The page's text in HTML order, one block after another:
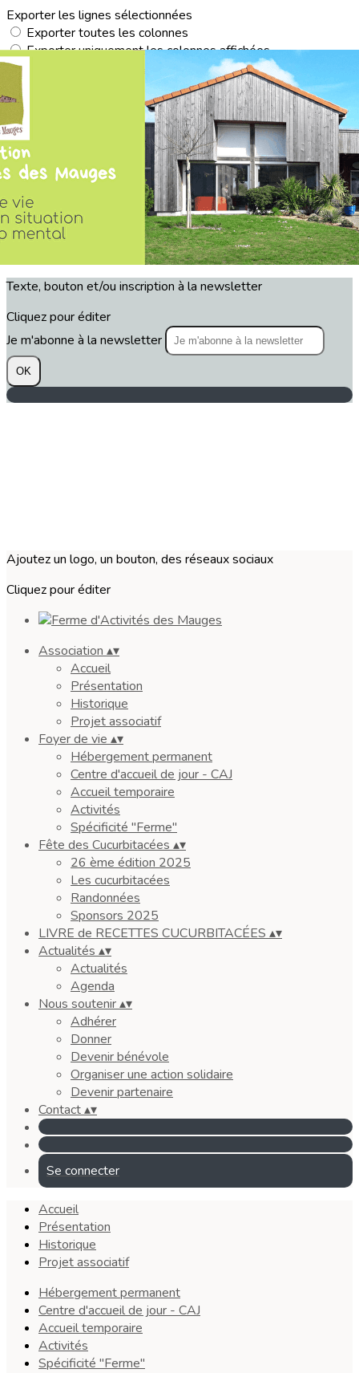
Exporter les lignes sélectionnées
Exporter toutes les colonnes
Exporter uniquement les colonnes affichées
Menu
<
Agenda
?>
Images de la page d'accueil
Texte, bouton et/ou inscription à la newsletter
Cliquez pour éditer
Je m'abonne à la newsletter
OK
Ajoutez un logo, un bouton, des réseaux sociaux
Cliquez pour éditer
Association ▴▾
Accueil
Présentation
Historique
Projet associatif
Foyer de vie ▴▾
Hébergement permanent
Centre d'accueil de jour - CAJ
Accueil temporaire
Activités
Spécificité "Ferme"
Fête des Cucurbitacées ▴▾
26 ème édition 2025
Les cucurbitacées
Randonnées
Sponsors 2025
LIVRE de RECETTES CUCURBITACÉES ▴▾
Actualités ▴▾
Actualités
Agenda
Nous soutenir▴▾
Adhérer
Donner
Devenir bénévole
Organiser une action solidaire
Devenir partenaire
Contact▴▾
Se connecter
Accueil
Présentation
Historique
Projet associatif
Hébergement permanent
Centre d'accueil de jour - CAJ
Accueil temporaire
Activités
Spécificité "Ferme"